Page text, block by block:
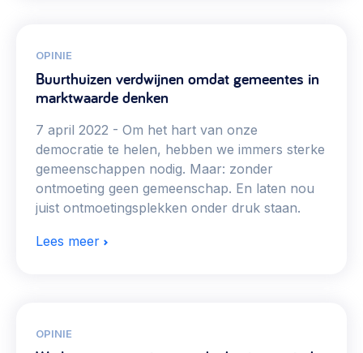
OPINIE
Buurthuizen verdwijnen omdat gemeentes in
marktwaarde denken
7 april 2022
Om het hart van onze
democratie te helen, hebben we immers sterke
gemeenschappen nodig. Maar: zonder
ontmoeting geen gemeenschap. En laten nou
juist ontmoetingsplekken onder druk staan.
Lees meer
OPINIE